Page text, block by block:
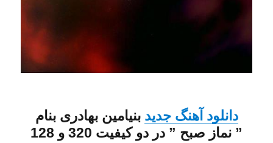
دانلود آهنگ جدید بنیامین بهادری بنام
” نماز صبح ” در دو کیفیت 320 و 128